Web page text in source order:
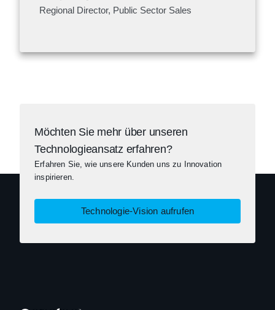
Regional Director, Public Sector Sales
Möchten Sie mehr über unseren
Technologieansatz erfahren?
Erfahren Sie, wie unsere Kunden uns zu Innovation
inspirieren.
Technologie-Vision aufrufen